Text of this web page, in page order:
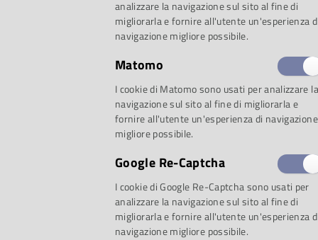
analizzare la navigazione sul sito al fine di
migliorarla e fornire all'utente un'esperienza
navigazione migliore possibile.
Matomo
I cookie di Matomo sono usati per analizzare la
navigazione sul sito al fine di migliorarla e
fornire all'utente un'esperienza di navigazione
migliore possibile.
Google Re-Captcha
I cookie di Google Re-Captcha sono usati per
analizzare la navigazione sul sito al fine di
migliorarla e fornire all'utente un'esperienza
navigazione migliore possibile.